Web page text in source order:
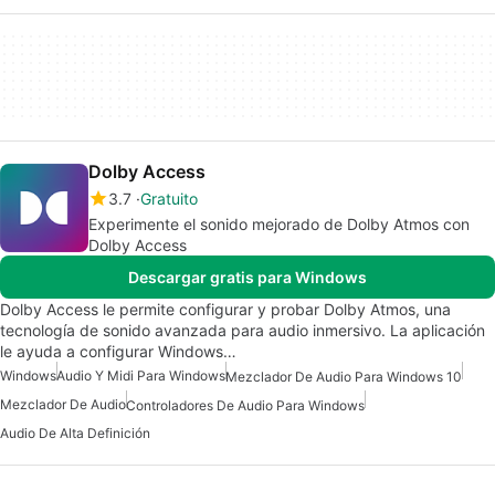
Dolby Access
3.7 Gratuito
Experimente el sonido mejorado de Dolby Atmos con
Dolby Access
Descargar gratis para Windows
Dolby Access le permite configurar y probar Dolby Atmos, una
tecnología de sonido avanzada para audio inmersivo. La aplicación
le ayuda a configurar Windows…
WindowsAudio Y Midi Para WindowsMezclador De Audio Para Windows 10
Mezclador De AudioControladores De Audio Para Windows
Audio De Alta Definición